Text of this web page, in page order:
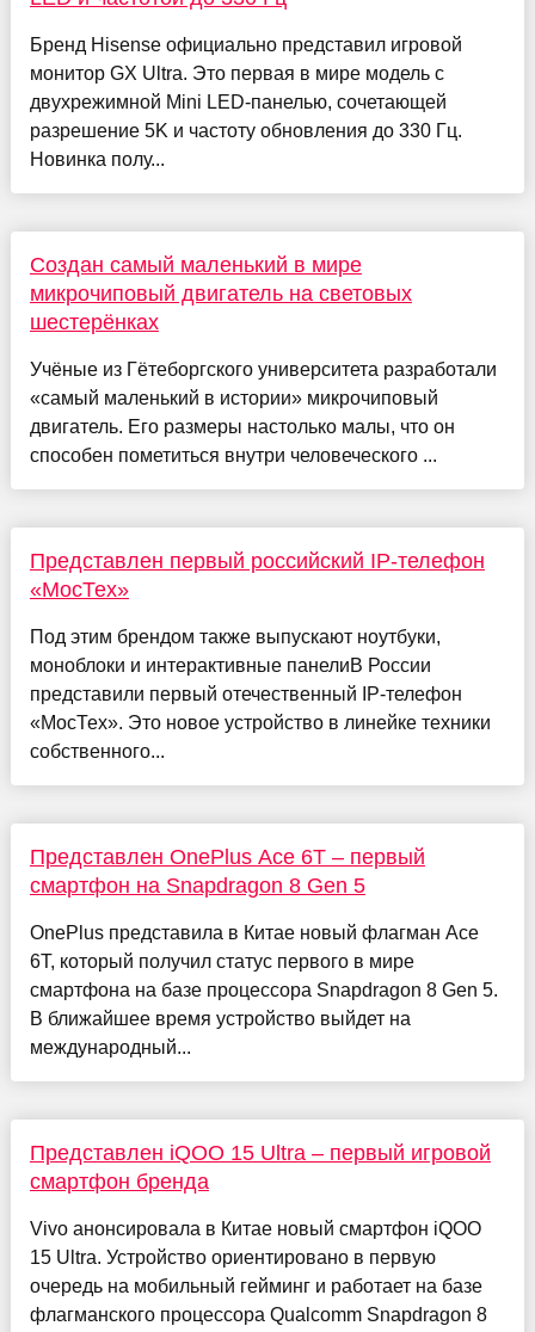
Бренд Hisense официально представил игровой
монитор GX Ultra. Это первая в мире модель с
двухрежимной Mini LED-панелью, сочетающей
разрешение 5K и частоту обновления до 330 Гц.
Новинка полу...
Создан самый маленький в мире
микрочиповый двигатель на световых
шестерёнках
Учёные из Гётеборгского университета разработали
«самый маленький в истории» микрочиповый
двигатель. Его размеры настолько малы, что он
способен пометиться внутри человеческого ...
Представлен первый российский IP-телефон
«МосТех»
Под этим брендом также выпускают ноутбуки,
моноблоки и интерактивные панелиВ России
представили первый отечественный IP-телефон
«МосТех». Это новое устройство в линейке техники
собственного...
Представлен OnePlus Ace 6T – первый
смартфон на Snapdragon 8 Gen 5
OnePlus представила в Китае новый флагман Ace
6T, который получил статус первого в мире
смартфона на базе процессора Snapdragon 8 Gen 5.
В ближайшее время устройство выйдет на
международный...
Представлен iQOO 15 Ultra – первый игровой
смартфон бренда
Vivo анонсировала в Китае новый смартфон iQOO
15 Ultra. Устройство ориентировано в первую
очередь на мобильный гейминг и работает на базе
флагманского процессора Qualcomm Snapdragon 8